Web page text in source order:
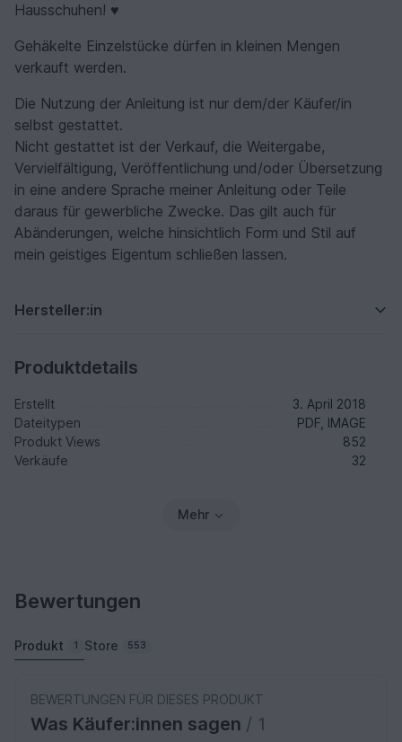
Hausschuhen! ♥
Gehäkelte Einzelstücke dürfen in kleinen Mengen
verkauft werden.
Die Nutzung der Anleitung ist nur dem/der Käufer/in
selbst gestattet.
Nicht gestattet ist der Verkauf, die Weitergabe,
Vervielfältigung, Veröffentlichung und/oder Übersetzung
in eine andere Sprache meiner Anleitung oder Teile
daraus für gewerbliche Zwecke. Das gilt auch für
Abänderungen, welche hinsichtlich Form und Stil auf
mein geistiges Eigentum schließen lassen.
Hersteller:in
Produktdetails
Erstellt
3. April 2018
Dateitypen
PDF, IMAGE
Produkt Views
852
Verkäufe
32
Mehr
Bewertungen
Produkt 1 Store 553
BEWERTUNGEN FÜR DIESES PRODUKT
Was Käufer:innen sagen / 1